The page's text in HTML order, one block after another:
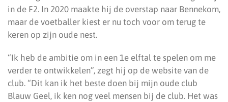
in de F2. In 2020 maakte hij de overstap naar Bennekom,
maar de voetballer kiest er nu toch voor om terug te
keren op zijn oude nest.
“Ik heb de ambitie om in een 1e elftal te spelen om me
verder te ontwikkelen”, zegt hij op de website van de
club. “Dit kan ik het beste doen bij mijn oude club
Blauw Geel, ik ken nog veel mensen bij de club. Het was